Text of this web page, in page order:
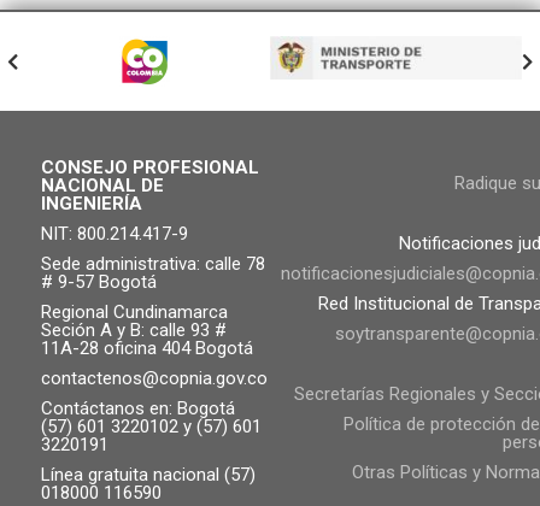
CONSEJO PROFESIONAL
NACIONAL DE
INGENIERÍA
NIT: 800.214.417-9
Sede administrativa: calle 78
# 9-57 Bogotá
Regional Cundinamarca
Seción A y B: calle 93 #
11A-28 oficina 404 Bogotá
contactenos@copnia.gov.co
Contáctanos en: Bogotá
(57) 601 3220102 y (57) 601
3220191
Línea gratuita nacional (57)
018000 116590
Radique
Notificaciones
Red Institucional de
Secretarías Regionales y
Política de protección
Otras Políticas y